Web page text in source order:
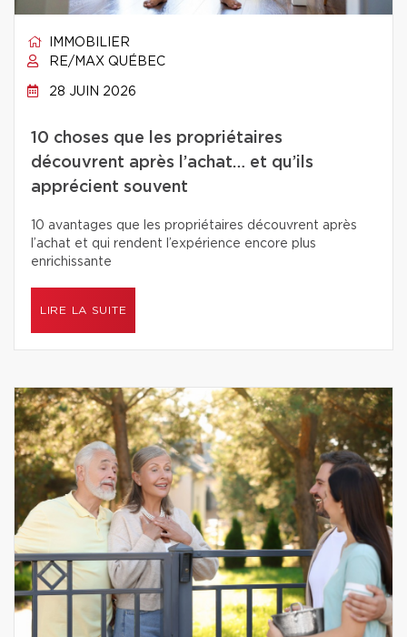
IMMOBILIER
RE/MAX QUÉBEC
28 JUIN 2026
10 choses que les propriétaires
découvrent après l’achat… et qu’ils
apprécient souvent
10 avantages que les propriétaires découvrent après
l’achat et qui rendent l’expérience encore plus
enrichissante
LIRE LA SUITE